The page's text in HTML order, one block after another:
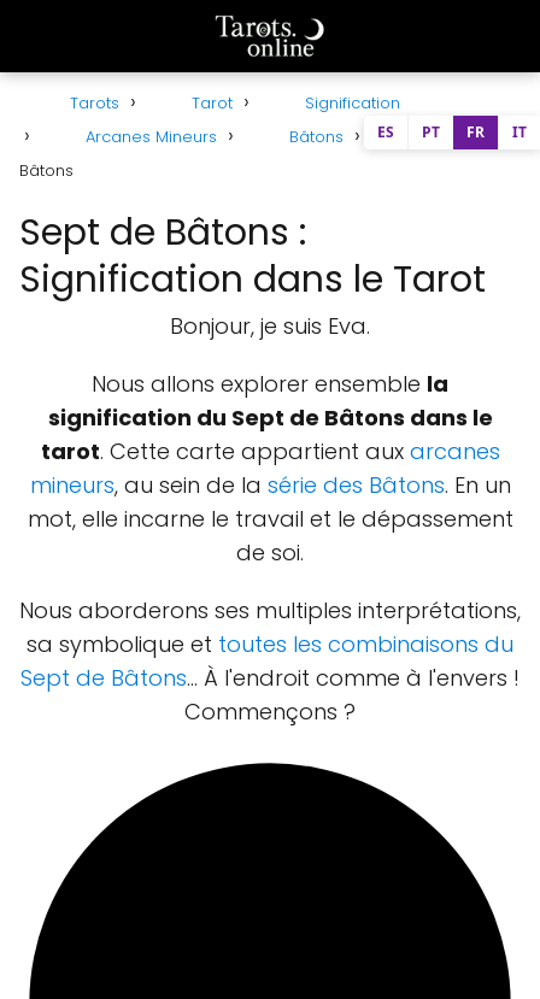
Tarots Tarot
Signification
Arcanes Mineurs
Bâtons
Sept de
Bâtons
Sept de Bâtons :
Signification dans le Tarot
Bonjour, je suis Eva.
Nous allons explorer ensemble la
signification du Sept de Bâtons dans le
tarot. Cette carte appartient aux arcanes
mineurs, au sein de la série des Bâtons. En un
mot, elle incarne le travail et le dépassement
de soi.
Nous aborderons ses multiples interprétations,
sa symbolique et toutes les combinaisons du
Sept de Bâtons… À l'endroit comme à l'envers !
Commençons ?
ES PT FR IT